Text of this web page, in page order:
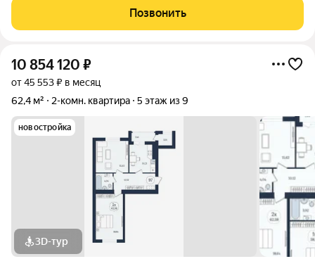
-Квартиры в комплексе сдаются в качественном сером ключе.
-Дома имеют высокий
Позвонить
10 854 120 ₽
от 45 553 ₽ в месяц
62,4 м²
2-комн. квартира 5 этаж из 9
новостройка
3D-тур